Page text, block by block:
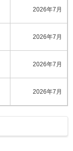
2026年7月
2026年7月
2026年7月
2026年7月